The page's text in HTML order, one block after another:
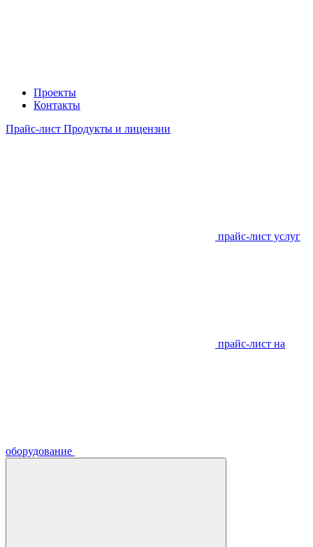
Проекты
Контакты
Прайс-лист Продукты и лицензии
прайс-лист услуг
прайс-лист на
оборудование